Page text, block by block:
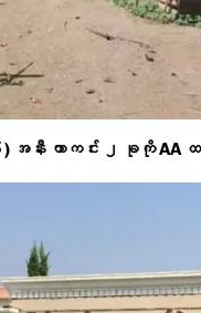
နီး ကာကင်း ၂ ခုကို AA